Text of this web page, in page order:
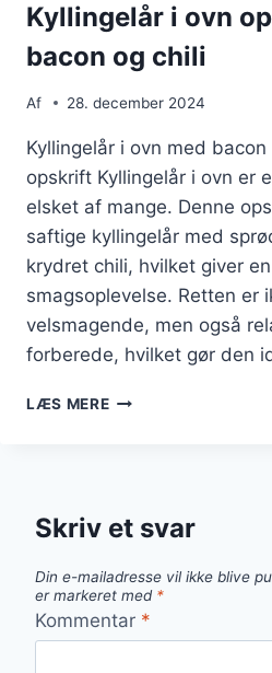
Kyllingelår i ovn
bacon og chili
Af 28. december 2024
Kyllingelår i ovn med
opskrift Kyllingelår i ovn er
elsket af mange. Denne
saftige kyllingelår med
krydret chili, hvilket giver
smagsoplevelse. Retten er
velsmagende, men også
forberede, hvilket gør den
LÆS MEREKYLLINGELÅR
OG
Skriv et svar
Din e-mailadresse vil ikke blive
er markeret med *
Kommentar *